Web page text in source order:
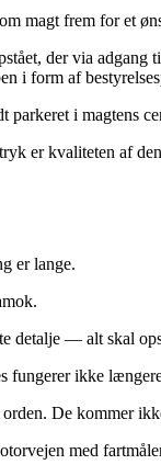
magt frem for et
, der via adgang
i form af
parkeret i magtens
er kvaliteten af
er lange.
detalje –– alt skal
fungerer ikke
De kommer
med